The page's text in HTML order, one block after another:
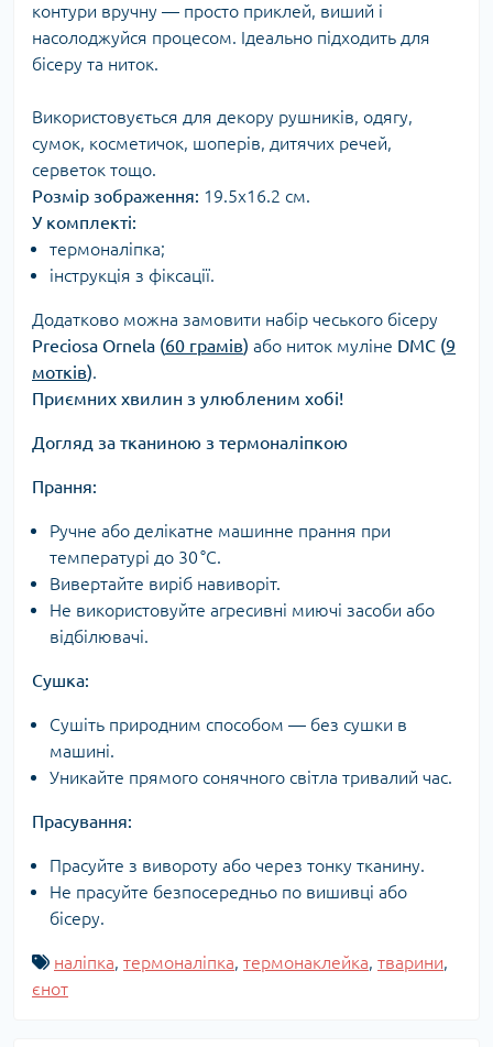
контури вручну — просто приклей, виший і
насолоджуйся процесом. Ідеально підходить для
бісеру та ниток.
Використовується для декору рушників, одягу,
сумок, косметичок, шоперів, дитячих речей,
серветок тощо.
Розмір зображення: 19.5х16.2 см.
У комплекті:
термоналіпка;
інструкція з фіксації.
Додатково можна замовити набір чеського бісеру
Preciosa Ornela (60 грамів) або ниток муліне DMC (9
мотків).
Приємних хвилин з улюбленим хобі!
Догляд за тканиною з термоналіпкою
Прання:
Ручне або делікатне машинне прання при
температурі до 30 °C.
Вивертайте виріб навиворіт.
Не використовуйте агресивні миючі засоби або
відбілювачі.
Сушка:
Сушіть природним способом — без сушки в
машині.
Уникайте прямого сонячного світла тривалий час.
Прасування:
Прасуйте з вивороту або через тонку тканину.
Не прасуйте безпосередньо по вишивці або
бісеру.
наліпка, термоналіпка, термонаклейка, тварини,
єнот